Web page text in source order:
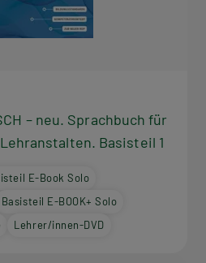
– neu. Sprachbuch für
Basisteil 1
E-Book Solo
Basisteil E-BOOK+ Solo
Lehrer/innen-DVD